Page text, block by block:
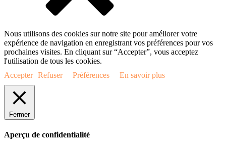
Nous utilisons des cookies sur notre site pour améliorer votre
expérience de navigation en enregistrant vos préférences pour vos
prochaines visites. En cliquant sur “Accepter”, vous acceptez
l'utilisation de tous les cookies.
Accepter Refuser Préférences En savoir plus
Fermer
Aperçu de confidentialité